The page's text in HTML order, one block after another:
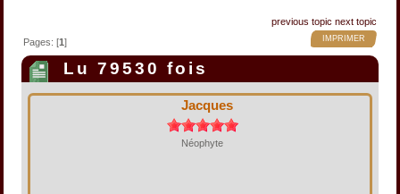
previous topic next topic
IMPRIMER
Pages: [1]
Lu 79530 fois
Jacques
Néophyte